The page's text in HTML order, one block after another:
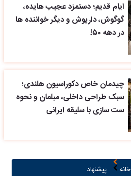
ایام قدیم؛ دستمزد عجیب هایده،
گوگوش، داریوش و دیگر خواننده ها
در دهه ۵۰!
چیدمان خاص دکوراسیون هلندی؛
سبک طراحی داخلی، مبلمان و نحوه
ست سازی با سلیقه ایرانی
خانه
پیشنهاد